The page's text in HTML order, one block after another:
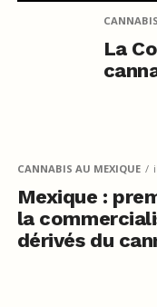
La
CANNABIS AU MEXIQUE
Mexique :
la
dérivés du